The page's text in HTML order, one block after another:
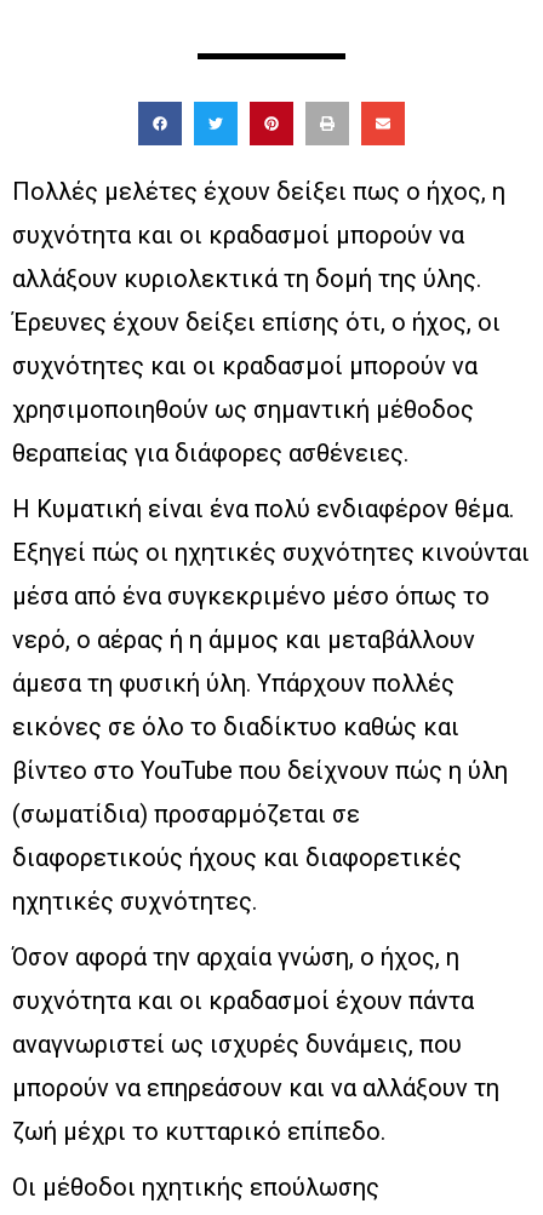
Πολλές μελέτες έχουν δείξει πως ο ήχος, η
συχνότητα και οι κραδασμοί μπορούν να
αλλάξουν κυριολεκτικά τη δομή της ύλης.
Έρευνες έχουν δείξει επίσης ότι, ο ήχος, οι
συχνότητες και οι κραδασμοί μπορούν να
χρησιμοποιηθούν ως σημαντική μέθοδος
θεραπείας για διάφορες ασθένειες.
Η Κυματική είναι ένα πολύ ενδιαφέρον θέμα.
Εξηγεί πώς οι ηχητικές συχνότητες κινούνται
μέσα από ένα συγκεκριμένο μέσο όπως το
νερό, ο αέρας ή η άμμος και μεταβάλλουν
άμεσα τη φυσική ύλη. Υπάρχουν πολλές
εικόνες σε όλο το διαδίκτυο καθώς και
βίντεο στο YouTube που δείχνουν πώς η ύλη
(σωματίδια) προσαρμόζεται σε
διαφορετικούς ήχους και διαφορετικές
ηχητικές συχνότητες.
Όσον αφορά την αρχαία γνώση, ο ήχος, η
συχνότητα και οι κραδασμοί έχουν πάντα
αναγνωριστεί ως ισχυρές δυνάμεις, που
μπορούν να επηρεάσουν και να αλλάξουν τη
ζωή μέχρι το κυτταρικό επίπεδο.
Οι μέθοδοι ηχητικής επούλωσης